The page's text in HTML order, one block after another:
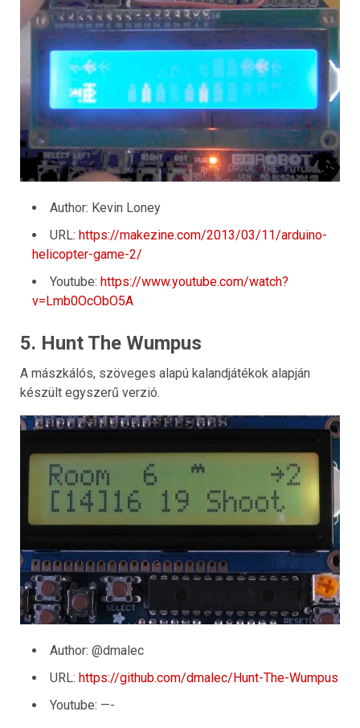
Author: Kevin Loney
URL: https://makezine.com/2013/03/11/arduino-
helicopter-game-2/
Youtube: https://www.youtube.com/watch?
v=Lmb0OcObO5A
5. Hunt The Wumpus
A mászkálós, szöveges alapú kalandjátékok alapján
készült egyszerű verzió.
Author: @dmalec
URL: https://github.com/dmalec/Hunt-The-Wumpus
Youtube: —-